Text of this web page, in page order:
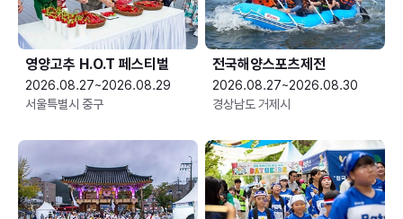
영양고추 H.O.T 페스티벌
2026.08.27~2026.08.29
서울특별시 중구
전국해양스포츠제전
2026.08.27~2026.08.30
경상남도 거제시